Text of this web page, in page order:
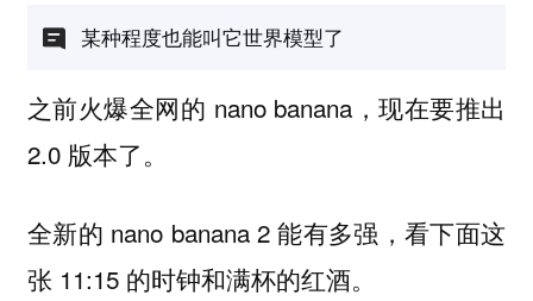
某种程度也能叫它世界模型了
之前火爆全网的 nano banana，现在要推出
2.0 版本了。
全新的 nano banana 2 能有多强，看下面这
张 11:15 的时钟和满杯的红酒。